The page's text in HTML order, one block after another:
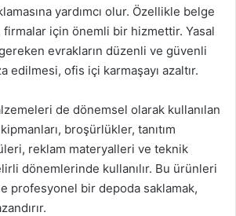
yardımcı olur. Özellikle belge
firmalar için önemli bir hizmettir. Yasal
evrakların düzenli ve güvenli
edilmesi, ofis içi karmaşayı azaltır.
de dönemsel olarak kullanılan
broşürlükler, tanıtım
reklam materyalleri ve teknik
dönemlerinde kullanılır. Bu ürünleri
profesyonel bir depoda saklamak,